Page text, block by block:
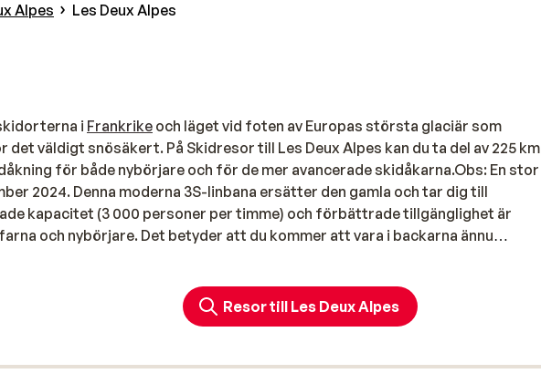
Alpes Les Deux Alpes
i Frankrike och läget vid foten av Europas största glaciär som
väldigt snösäkert. På Skidresor till Les Deux Alpes kan du ta del av 225 km
för både nybörjare och för de mer avancerade skidåkarna.Obs: En stor
2024. Denna moderna 3S-linbana ersätter den gamla och tar dig till
kapacitet (3 000 personer per timme) och förbättrade tillgänglighet är
och nybörjare. Det betyder att du kommer att vara i backarna ännu
startar nybörjarområdet längst upp i skidsystemet och de mer avancerade
är den näst äldsta i Europa är liftsystemet toppmodernt vilket gör att
Resor till Les Deux Alpes